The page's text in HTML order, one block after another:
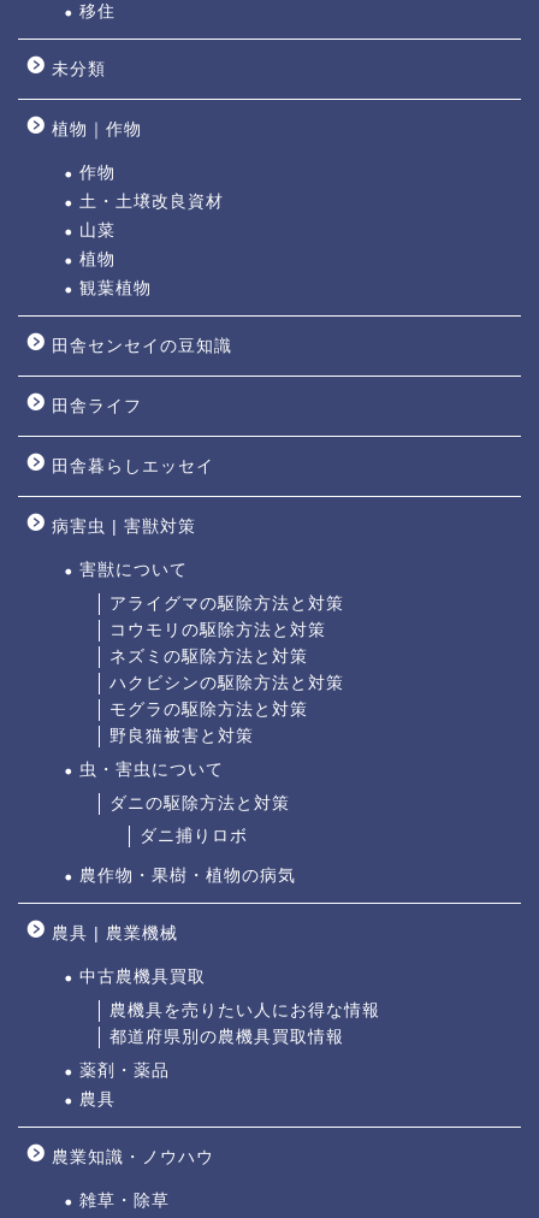
移住
未分類
植物｜作物
作物
土・土壌改良資材
山菜
植物
観葉植物
田舎センセイの豆知識
田舎ライフ
田舎暮らしエッセイ
病害虫 | 害獣対策
害獣について
アライグマの駆除方法と対策
コウモリの駆除方法と対策
ネズミの駆除方法と対策
ハクビシンの駆除方法と対策
モグラの駆除方法と対策
野良猫被害と対策
虫・害虫について
ダニの駆除方法と対策
ダニ捕りロボ
農作物・果樹・植物の病気
農具 | 農業機械
中古農機具買取
農機具を売りたい人にお得な情報
都道府県別の農機具買取情報
薬剤・薬品
農具
農業知識・ノウハウ
雑草・除草